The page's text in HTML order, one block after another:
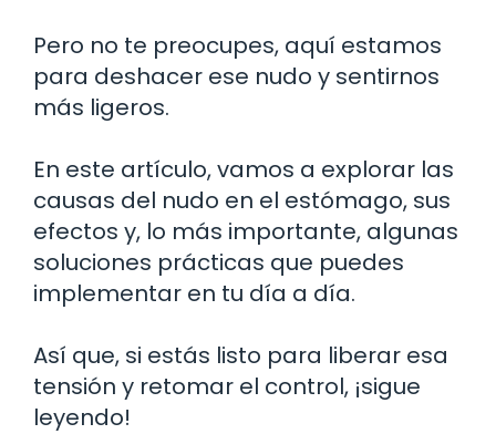
Pero no te preocupes, aquí estamos
para deshacer ese nudo y sentirnos
más ligeros.
En este artículo, vamos a explorar las
causas del nudo en el estómago, sus
efectos y, lo más importante, algunas
soluciones prácticas que puedes
implementar en tu día a día.
Así que, si estás listo para liberar esa
tensión y retomar el control, ¡sigue
leyendo!